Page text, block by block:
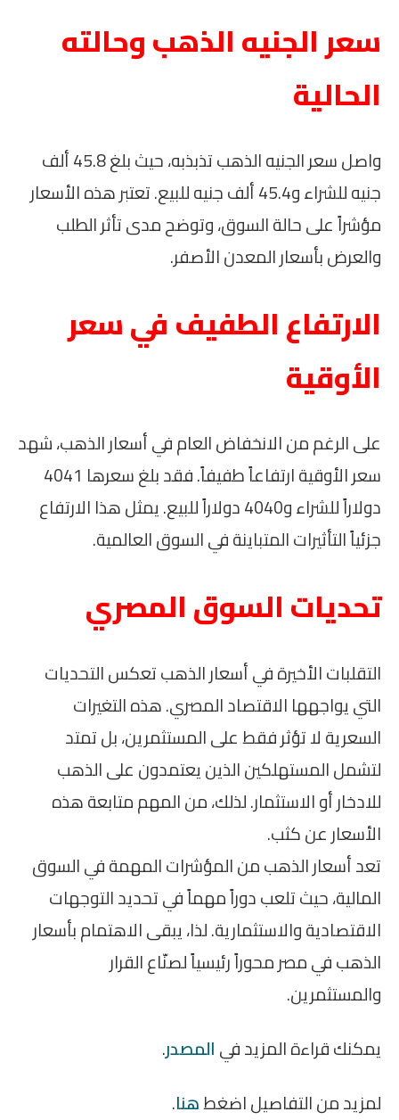
سعر الجنيه الذهب وحالته
الحالية
واصل سعر الجنيه الذهب تذبذبه، حيث بلغ 45.8 ألف
جنيه للشراء و45.4 ألف جنيه للبيع. تعتبر هذه الأسعار
مؤشراً على حالة السوق، وتوضح مدى تأثر الطلب
والعرض بأسعار المعدن الأصفر.
الارتفاع الطفيف في سعر
الأوقية
على الرغم من الانخفاض العام في أسعار الذهب، شهد
سعر الأوقية ارتفاعاً طفيفاً. فقد بلغ سعرها 4041
دولاراً للشراء و4040 دولاراً للبيع. يمثل هذا الارتفاع
جزئياً التأثيرات المتباينة في السوق العالمية.
تحديات السوق المصري
التقلبات الأخيرة في أسعار الذهب تعكس التحديات
التي يواجهها الاقتصاد المصري. هذه التغيرات
السعرية لا تؤثر فقط على المستثمرين، بل تمتد
لتشمل المستهلكين الذين يعتمدون على الذهب
للادخار أو الاستثمار. لذلك، من المهم متابعة هذه
الأسعار عن كثب.
تعد أسعار الذهب من المؤشرات المهمة في السوق
المالية، حيث تلعب دوراً مهماً في تحديد التوجهات
الاقتصادية والاستثمارية. لذا، يبقى الاهتمام بأسعار
الذهب في مصر محوراً رئيسياً لصنّاع القرار
والمستثمرين.
يمكنك قراءة المزيد فيالمصدر.
لمزيد من التفاصيل اضغطهنا.